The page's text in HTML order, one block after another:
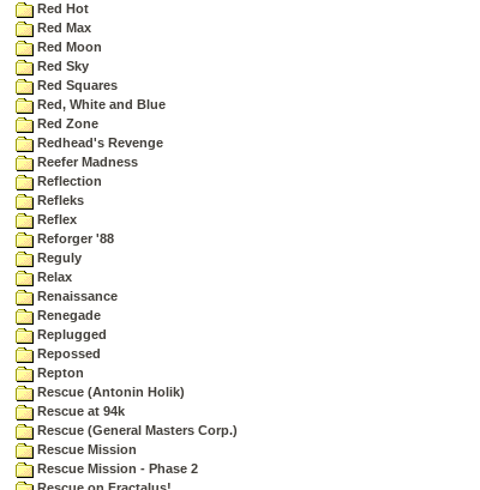
Red Hot
Red Max
Red Moon
Red Sky
Red Squares
Red, White and Blue
Red Zone
Redhead's Revenge
Reefer Madness
Reflection
Refleks
Reflex
Reforger '88
Reguly
Relax
Renaissance
Renegade
Replugged
Repossed
Repton
Rescue (Antonin Holik)
Rescue at 94k
Rescue (General Masters Corp.)
Rescue Mission
Rescue Mission - Phase 2